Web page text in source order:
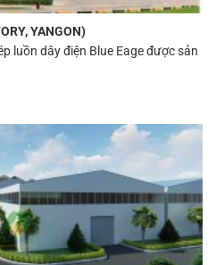
YANGON)
luồn dây điện Blue Eage được sản